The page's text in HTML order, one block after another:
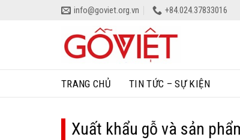
info@goviet.org.vn +84.024.37833016
TRANG CHỦ TIN TỨC – SỰ KIỆN
Xuất khẩu gỗ và sản